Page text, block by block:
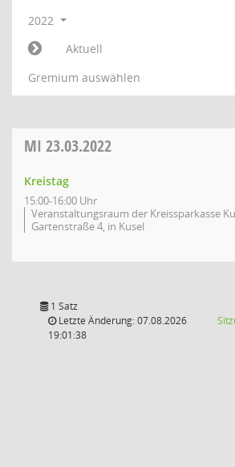
2022
Aktuell
Gremium auswählen
MI 23.03.2022
Kreistag
15:00-16:00 Uhr
Veranstaltungsraum der Kreissparkasse
Gartenstraße 4, in Kusel
1 Satz
Letzte Änderung: 07.08.2026
19:01:38